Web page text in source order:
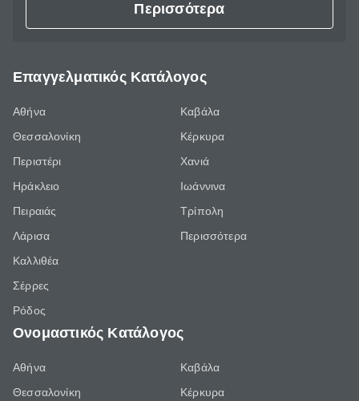
Περισσότερα
Επαγγελματικός Κατάλογος
Αθήνα
Θεσσαλονίκη
Περιστέρι
Ηράκλειο
Πειραιάς
Λάρισα
Καλλιθέα
Σέρρες
Ρόδος
Καβάλα
Κέρκυρα
Χανιά
Ιωάννινα
Τρίπολη
Περισσότερα
Ονομαστικός Κατάλογος
Αθήνα
Θεσσαλονίκη
Καβάλα
Κέρκυρα